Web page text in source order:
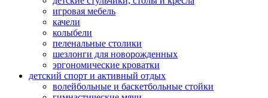
игровая мебель
качели
колыбели
пеленальные столики
шезлонги для новорожденных
эргономические кроватки
детский спорт и активный отдых
волейбольные и баскетбольные стойки